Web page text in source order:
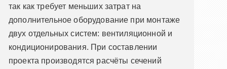
так как требует меньших затрат на
дополнительное оборудование при монтаже
двух отдельных систем: вентиляционной и
кондиционирования. При составлении
проекта производятся расчёты сечений